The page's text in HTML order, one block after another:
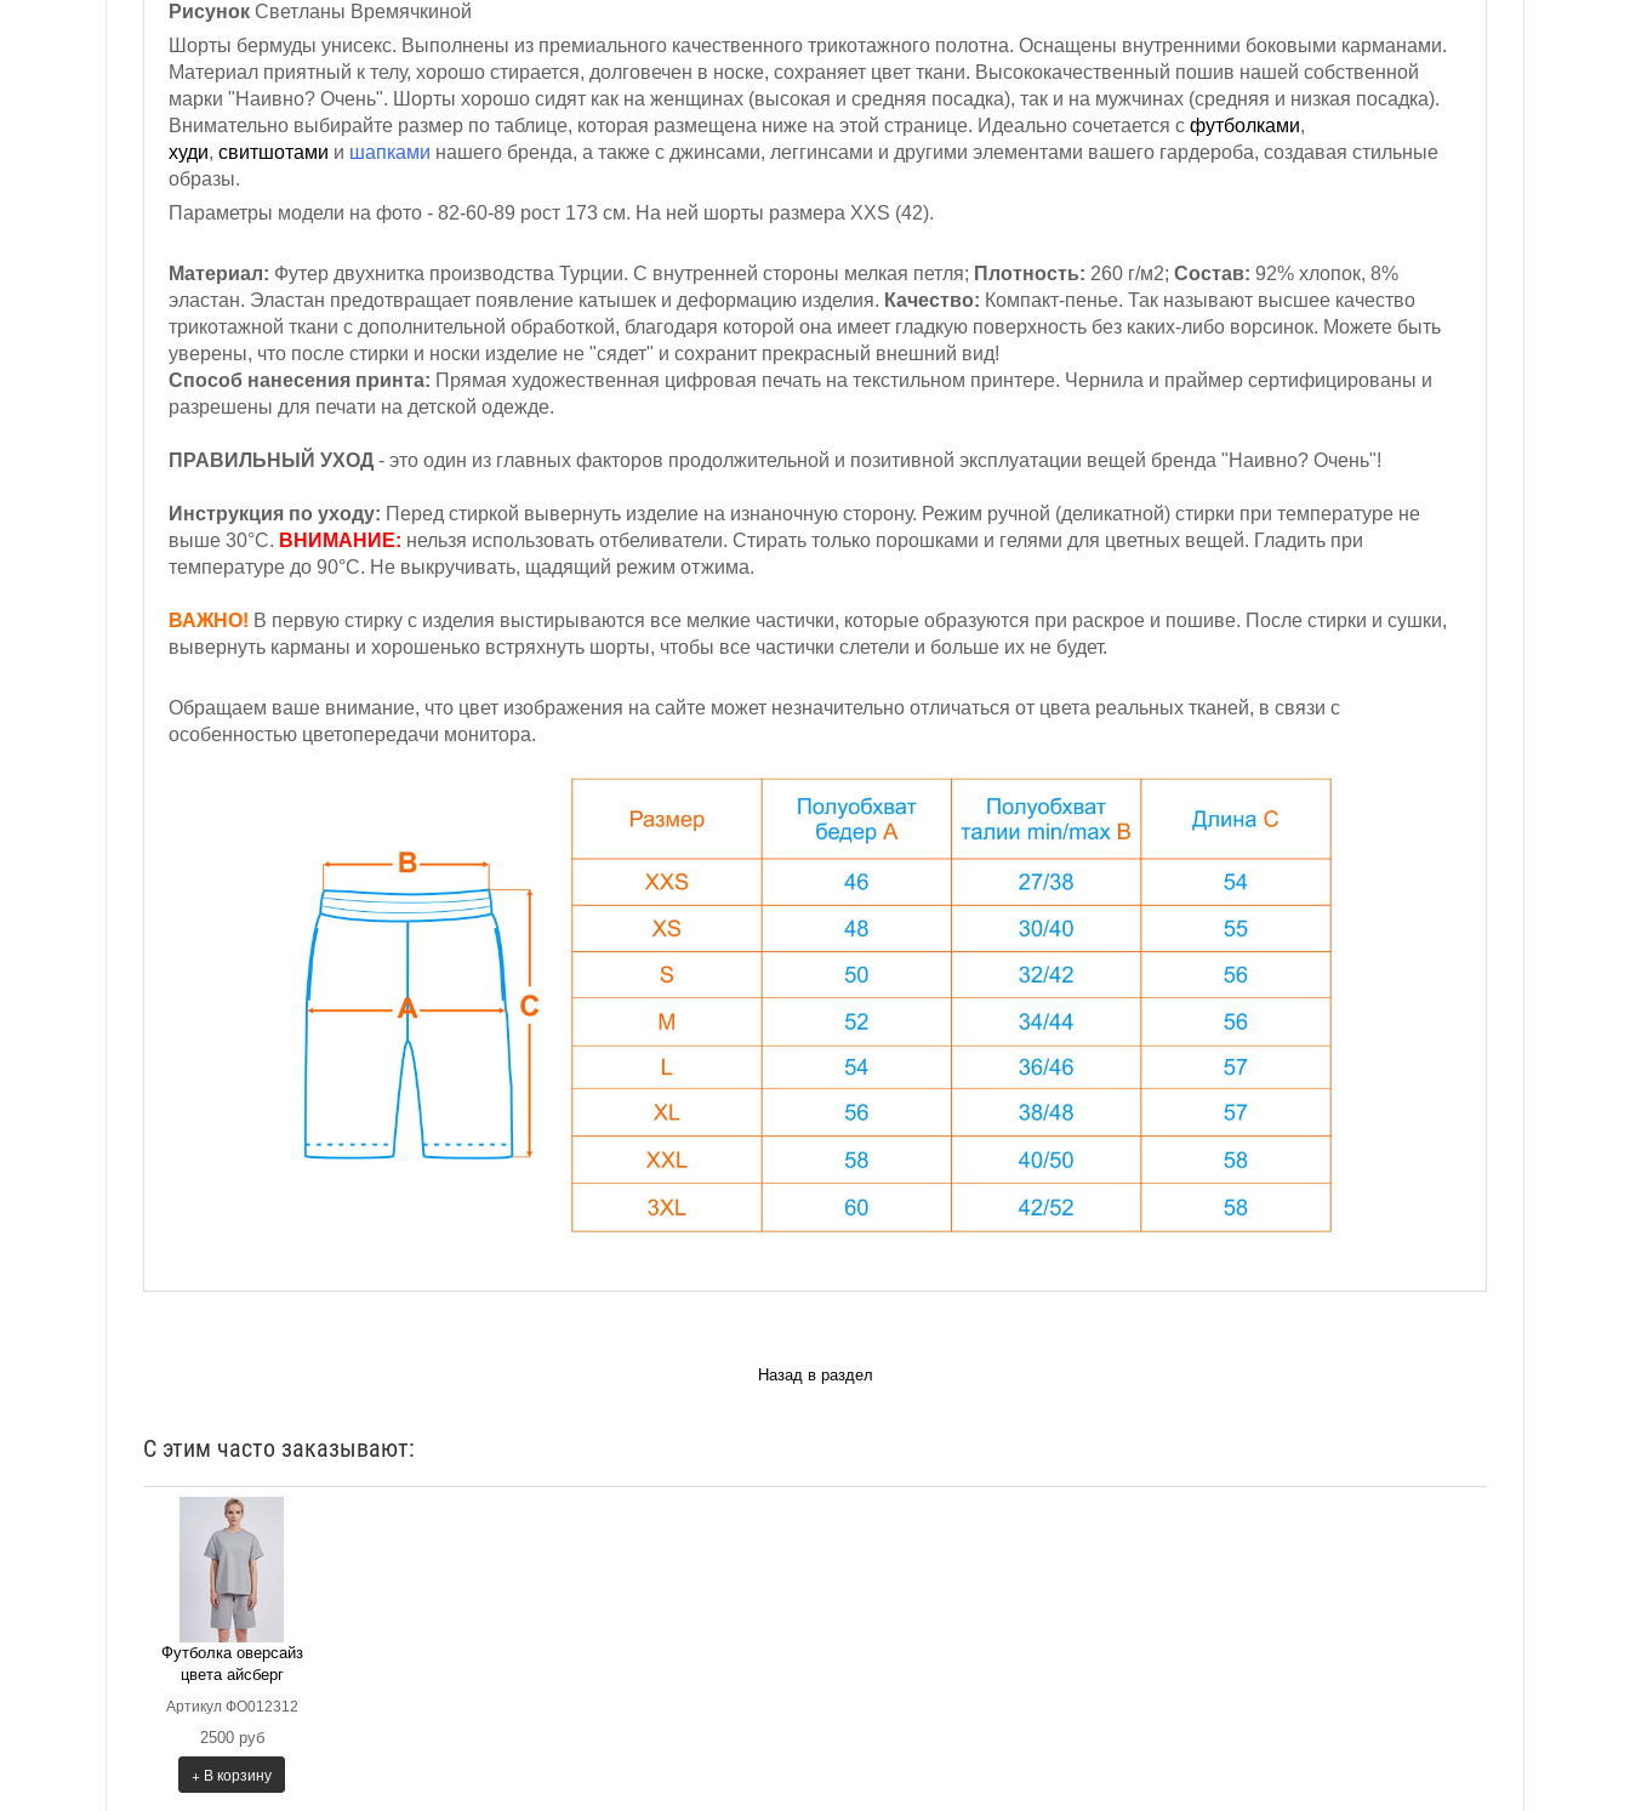
Рисунок Светланы Времячкиной
Шорты бермуды унисекс. Выполнены из премиального качественного трикотажного полотна. Оснащены внутренними боковыми карманами.
Материал приятный к телу, хорошо стирается, долговечен в носке, сохраняет цвет ткани. Высококачественный пошив нашей собственной
марки "Наивно? Очень". Шорты хорошо сидят как на женщинах (высокая и средняя посадка), так и на мужчинах (средняя и низкая посадка).
Внимательно выбирайте размер по таблице, которая размещена ниже на этой странице. Идеально сочетается с футболками,
худи, свитшотами и шапками нашего бренда, а также с джинсами, леггинсами и другими элементами вашего гардероба, создавая стильные
образы.
Параметры модели на фото - 82-60-89 рост 173 см. На ней шорты размера XXS (42).
Материал: Футер двухнитка производства Турции. С внутренней стороны мелкая петля; Плотность: 260 г/м2; Состав: 92% хлопок, 8%
эластан. Эластан предотвращает появление катышек и деформацию изделия. Качество: Компакт-пенье. Так называют высшее качество
трикотажной ткани с дополнительной обработкой, благодаря которой она имеет гладкую поверхность без каких-либо ворсинок. Можете быть
уверены, что после стирки и носки изделие не "сядет" и сохранит прекрасный внешний вид!
Способ нанесения принта: Прямая художественная цифровая печать на текстильном принтере. Чернила и праймер сертифицированы и
разрешены для печати на детской одежде.
ПРАВИЛЬНЫЙ УХОД - это один из главных факторов продолжительной и позитивной эксплуатации вещей бренда "Наивно? Очень"!
Инструкция по уходу: Перед стиркой вывернуть изделие на изнаночную сторону. Режим ручной (деликатной) стирки при температуре не
выше 30°С. ВНИМАНИЕ: нельзя использовать отбеливатели. Стирать только порошками и гелями для цветных вещей. Гладить при
температуре до 90°С. Не выкручивать, щадящий режим отжима.
ВАЖНО! В первую стирку с изделия выстирываются все мелкие частички, которые образуются при раскрое и пошиве. После стирки и сушки,
вывернуть карманы и хорошенько встряхнуть шорты, чтобы все частички слетели и больше их не будет.
Обращаем ваше внимание, что цвет изображения на сайте может незначительно отличаться от цвета реальных тканей, в связи с
особенностью цветопередачи монитора.
Назад в раздел
С этим часто заказывают:
Футболка оверсайз
цвета айсберг
Артикул ФО012312
2500 руб
+ В корзину